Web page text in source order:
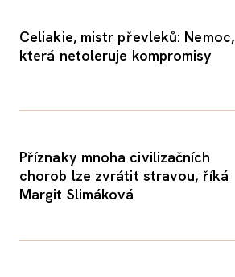
Celiakie, mistr převleků: Nemoc,
která netoleruje kompromisy
Příznaky mnoha civilizačních
chorob lze zvrátit stravou, říká
Margit Slimáková